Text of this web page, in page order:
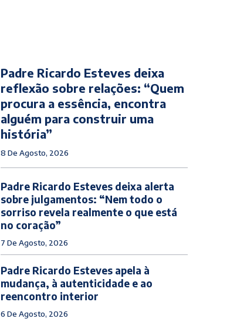
Padre Ricardo Esteves deixa
reflexão sobre relações: “Quem
procura a essência, encontra
alguém para construir uma
história”
8 De Agosto, 2026
Padre Ricardo Esteves deixa alerta
sobre julgamentos: “Nem todo o
sorriso revela realmente o que está
no coração”
7 De Agosto, 2026
Padre Ricardo Esteves apela à
mudança, à autenticidade e ao
reencontro interior
6 De Agosto, 2026